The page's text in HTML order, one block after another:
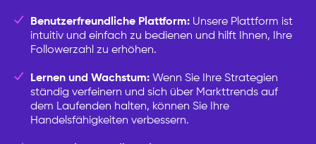
Benutzerfreundliche Plattform: Unsere Plattform ist
intuitiv und einfach zu bedienen und hilft Ihnen, Ihre
Followerzahl zu erhöhen.
Lernen und Wachstum:Wenn Sie Ihre Strategien
ständig verfeinern und sich über Markttrends auf
dem Laufenden halten, können Sie Ihre
Handelsfähigkeiten verbessern.